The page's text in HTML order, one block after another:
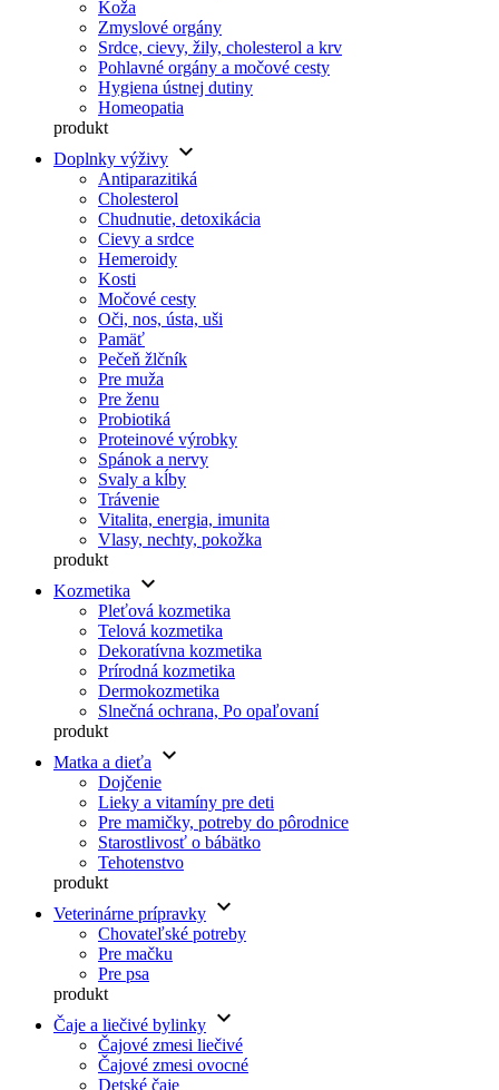
Koža
Zmyslové orgány
Srdce, cievy, žily, cholesterol a krv
Pohlavné orgány a močové cesty
Hygiena ústnej dutiny
Homeopatia
produkt
Doplnky výživy keyboard_arrow_down
Antiparazitiká
Cholesterol
Chudnutie, detoxikácia
Cievy a srdce
Hemeroidy
Kosti
Močové cesty
Oči, nos, ústa, uši
Pamäť
Pečeň žlčník
Pre muža
Pre ženu
Probiotiká
Proteinové výrobky
Spánok a nervy
Svaly a kĺby
Trávenie
Vitalita, energia, imunita
Vlasy, nechty, pokožka
produkt
Kozmetika
keyboard_arrow_down
Pleťová kozmetika
Telová kozmetika
Dekoratívna kozmetika
Prírodná kozmetika
Dermokozmetika
Slnečná ochrana, Po opaľovaní
produkt
Matka a dieťa
keyboard_arrow_down
Dojčenie
Lieky a vitamíny pre deti
Pre mamičky, potreby do pôrodnice
Starostlivosť o bábätko
Tehotenstvo
produkt
Veterinárne prípravky keyboard_arrow_down
Chovateľské potreby
Pre mačku
Pre psa
produkt
Čaje a liečivé bylinky keyboard_arrow_down
Čajové zmesi liečivé
Čajové zmesi ovocné
Detské čaje